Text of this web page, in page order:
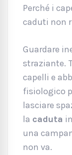
Perché i
caduti non
Guardare
straziante.
capelli e
fisiologico
lasciare
la caduta
una
non va.